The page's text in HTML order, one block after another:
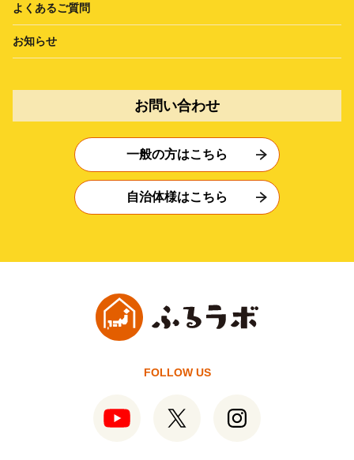
よくあるご質問
お知らせ
お問い合わせ
一般の方はこちら
自治体様はこちら
FOLLOW US